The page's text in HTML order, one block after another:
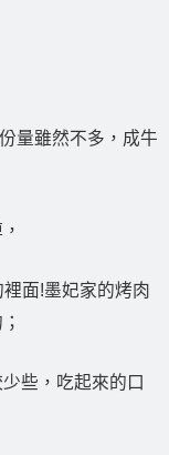
量雖然不多，成牛
面!墨妃家的烤肉
些，吃起來的口